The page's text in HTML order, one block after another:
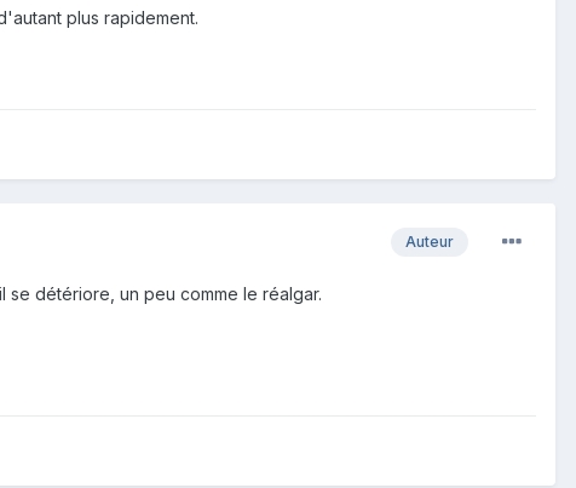
plus rapidement.
Auteur
détériore, un peu comme le réalgar.